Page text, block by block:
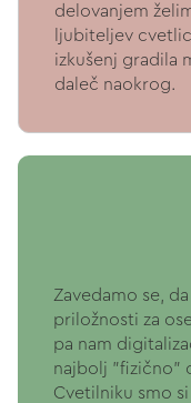
delovanjem
ljubiteljev
izkušenj gradila
daleč naokrog.
Zavedamo se,
priložnosti za
pa nam
najbolj "fizično"
Cvetilniku smo